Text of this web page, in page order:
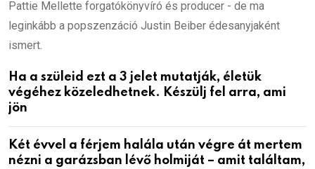
Pattie Mellette forgatókönyvíró és producer - de ma
leginkább a popszenzáció Justin Beiber édesanyjaként
ismert.
Ha a szüleid ezt a 3 jelet mutatják, életük
végéhez közeledhetnek. Készülj fel arra, ami
jön
Két évvel a férjem halála után végre át mertem
nézni a garázsban lévő holmiját – amit találtam,